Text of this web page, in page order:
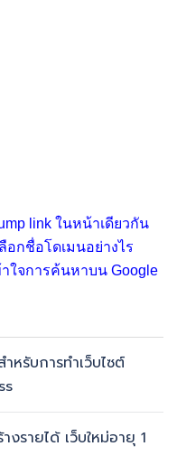
link ในหน้าเดียวกัน
อกชื่อโดเมนอย่างไร
าใจการค้นหาบน Google
หรับการทําเว็บไซต์
รายได้ เว็บใหม่อายุ 1